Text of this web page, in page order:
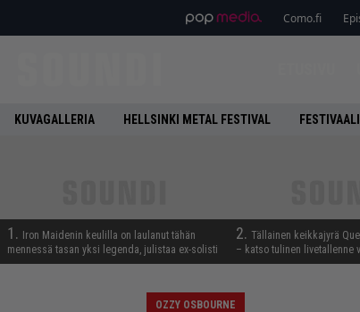
Como.fi
KUVAGALLERIA HELLSINKI METAL FESTIVAL
1.
Iron Maidenin keulilla on laulanut tähän
mennessä tasan yksi legenda, julistaa ex-solisti
2. Tällainen keikkajyrä
– katso tulinen livetallenne
OZZY OSBOURNE